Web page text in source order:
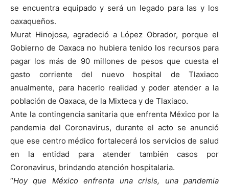
se encuentra equipado y será un legado para las y los
oaxaqueños.
Murat Hinojosa, agradeció a López Obrador, porque el
Gobierno de Oaxaca no hubiera tenido los recursos para
pagar los más de 90 millones de pesos que cuesta el
gasto corriente del nuevo hospital de Tlaxiaco
anualmente, para hacerlo realidad y poder atender a la
población de Oaxaca, de la Mixteca y de Tlaxiaco.
Ante la contingencia sanitaria que enfrenta México por la
pandemia del Coronavirus, durante el acto se anunció
que ese centro médico fortalecerá los servicios de salud
en la entidad para atender también casos por
Coronavirus, brindando atención hospitalaria.
“Hoy que México enfrenta una crisis, una pandemia